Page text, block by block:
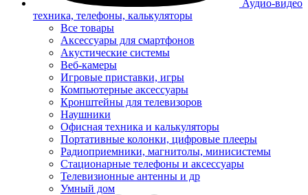
Аудио-видео
техника, телефоны, калькуляторы
Все товары
Аксессуары для смартфонов
Акустические системы
Веб-камеры
Игровые приставки, игры
Компьютерные аксессуары
Кронштейны для телевизоров
Наушники
Офисная техника и калькуляторы
Портативные колонки, цифровые плееры
Радиоприемники, магнитолы, минисистемы
Стационарные телефоны и аксессуары
Телевизионные антенны и др
Умный дом